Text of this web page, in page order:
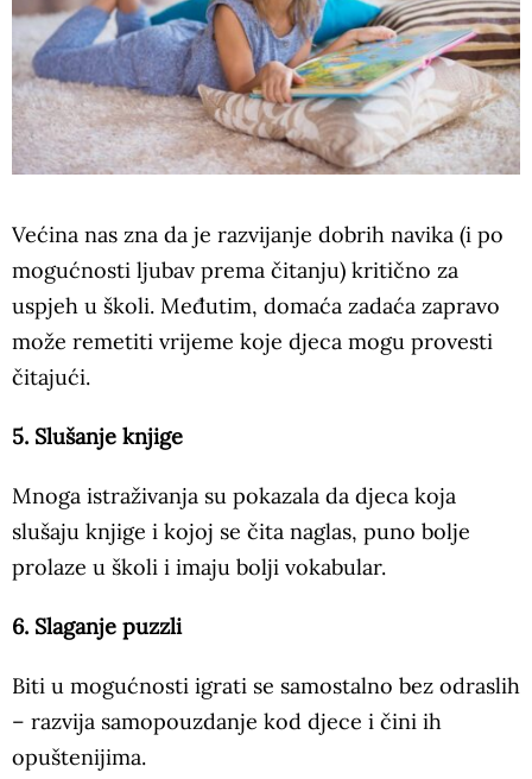
Većina nas zna da je razvijanje dobrih navika (i po
mogućnosti ljubav prema čitanju) kritično za
uspjeh u školi. Međutim, domaća zadaća zapravo
može remetiti vrijeme koje djeca mogu provesti
čitajući.
5. Slušanje knjige
Mnoga istraživanja su pokazala da djeca koja
slušaju knjige i kojoj se čita naglas, puno bolje
prolaze u školi i imaju bolji vokabular.
6. Slaganje puzzli
Biti u mogućnosti igrati se samostalno bez odraslih
– razvija samopouzdanje kod djece i čini ih
opuštenijima.